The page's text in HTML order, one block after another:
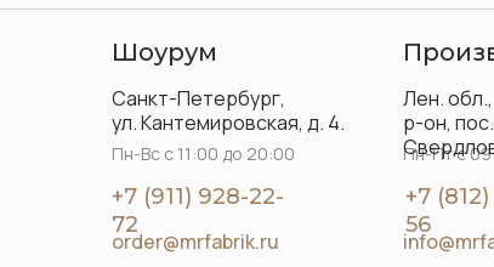
order@mrfabrik.ru
Санкт-Петербург,
ул. Кантемировская, д. 4.
Шоурум
+7
56
+7 (911) 928-22-
72
Пн-Вс с 11:00 до 20:00 Пн-Пт с
Лен.
р-он,